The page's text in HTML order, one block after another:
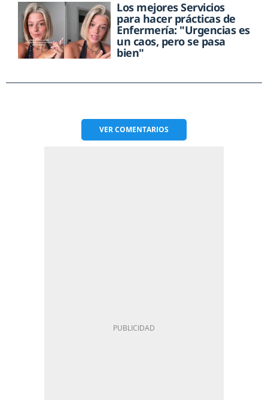
Los mejores Servicios
para hacer prácticas de
Enfermería: "Urgencias es
un caos, pero se pasa
bien"
VERCOMENTARIOS